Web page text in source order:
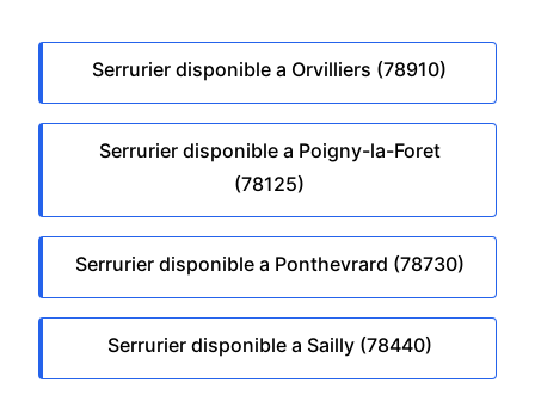
Serrurier disponible a Orvilliers (78910)
Serrurier disponible a Poigny-la-Foret
(78125)
Serrurier disponible a Ponthevrard (78730)
Serrurier disponible a Sailly (78440)